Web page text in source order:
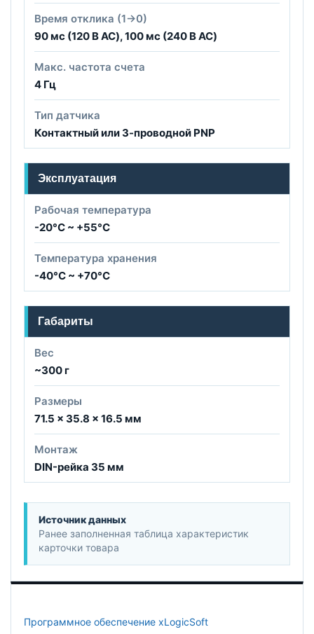
Время отклика (1→0)
90 мс (120 В AC), 100 мс (240 В AC)
Макс. частота счета
4 Гц
Тип датчика
Контактный или 3-проводной PNP
Эксплуатация
Рабочая температура
-20°C ~ +55°C
Температура хранения
-40°C ~ +70°C
Габариты
Вес
~300 г
Размеры
71.5 × 35.8 × 16.5 мм
Монтаж
DIN-рейка 35 мм
Источник данных
Ранее заполненная таблица характеристик
карточки товара
Программное обеспечение xLogicSoft